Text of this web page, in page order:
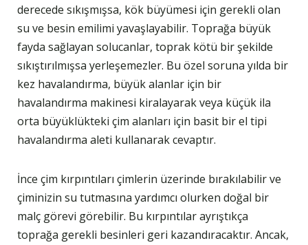
derecede sıkışmışsa, kök büyümesi için gerekli olan
su ve besin emilimi yavaşlayabilir. Toprağa büyük
fayda sağlayan solucanlar, toprak kötü bir şekilde
sıkıştırılmışsa yerleşemezler. Bu özel soruna yılda bir
kez havalandırma, büyük alanlar için bir
havalandırma makinesi kiralayarak veya küçük ila
orta büyüklükteki çim alanları için basit bir el tipi
havalandırma aleti kullanarak cevaptır.
İnce çim kırpıntıları çimlerin üzerinde bırakılabilir ve
çiminizin su tutmasına yardımcı olurken doğal bir
malç görevi görebilir. Bu kırpıntılar ayrıştıkça
toprağa gerekli besinleri geri kazandıracaktır. Ancak,